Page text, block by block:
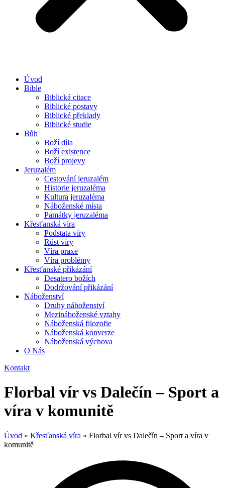
Úvod
Bible
Biblická citace
Biblické postavy
Biblické překlady
Biblické studie
Bůh
Boží díla
Boží existence
Boží projevy
Jeruzalém
Cestování jeruzalém
Historie jeruzaléma
Kultura jeruzaléma
Náboženské místa
Památky jeruzaléma
Křesťanská víra
Podstata víry
Růst víry
Víra praxe
Víra problémy
Křesťanské přikázání
Desatero božích
Dodržování přikázání
Náboženství
Druhy náboženství
Mezináboženské vztahy
Náboženská filozofie
Náboženská konverze
Náboženská výchova
O Nás
Kontakt
Florbal vír vs Dalečín – Sport a
víra v komunitě
Úvod » Křesťanská víra » Florbal vír vs Dalečín – Sport a víra v
komunitě